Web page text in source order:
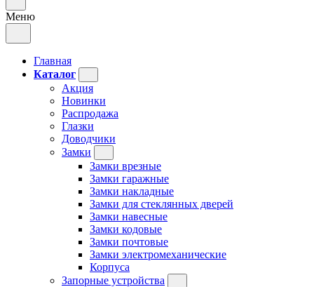
Меню
Главная
Каталог
Акция
Новинки
Распродажа
Глазки
Доводчики
Замки
Замки врезные
Замки гаражные
Замки накладные
Замки для стеклянных дверей
Замки навесные
Замки кодовые
Замки почтовые
Замки электромеханические
Корпуса
Запорные устройства